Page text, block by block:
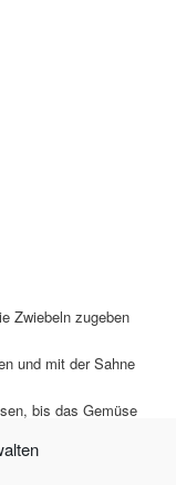
Zwiebeln zugeben
und mit der Sahne
bis das Gemüse